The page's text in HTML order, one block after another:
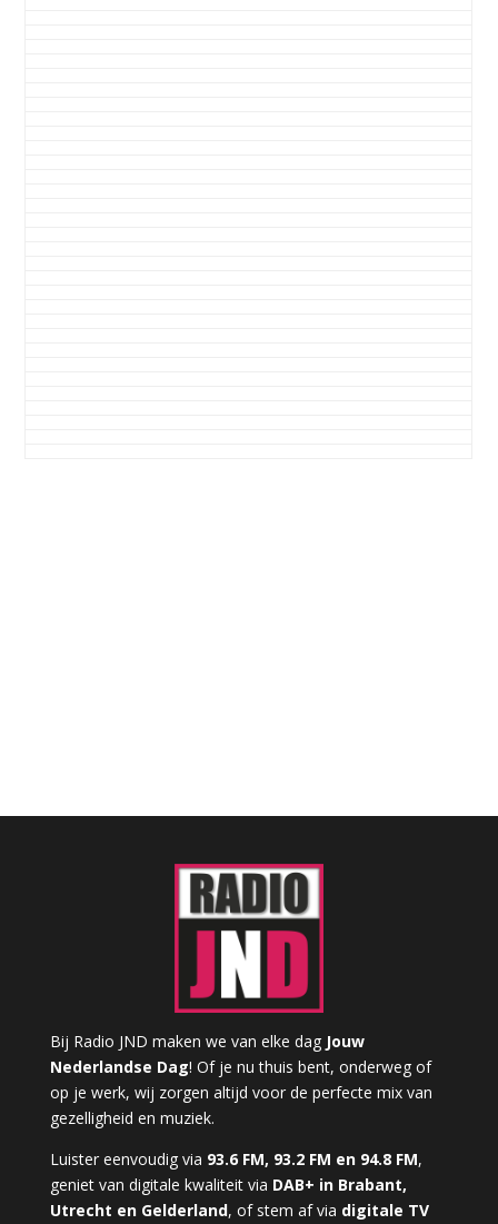
Bij Radio JND maken we van elke dag Jouw
Nederlandse Dag! Of je nu thuis bent, onderweg of
op je werk, wij zorgen altijd voor de perfecte mix van
gezelligheid en muziek.
Luister eenvoudig via 93.6 FM, 93.2 FM en 94.8 FM,
geniet van digitale kwaliteit via DAB+ in Brabant,
Utrecht en Gelderland, of stem af via digitale TV